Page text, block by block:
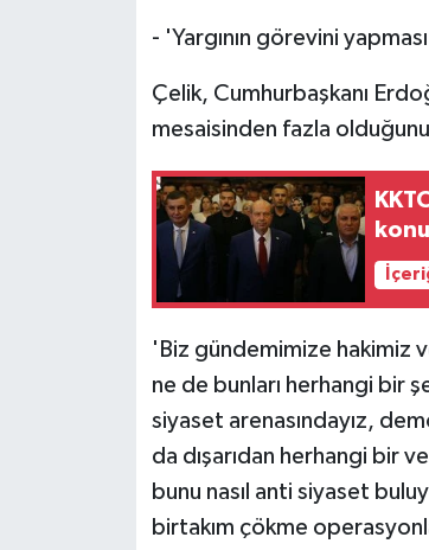
- 'Yargının görevini
Çelik, Cumhurbaşkanı
mesaisinden fazla
'Biz gündemimize hakimiz
ne de bunları herhangi bir
siyaset arenasındayız,
da dışarıdan herhangi bir
bunu nasıl anti siyaset
birtakım çökme